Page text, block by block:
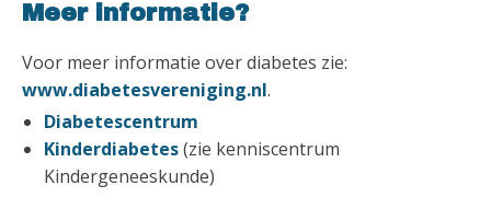
Meer informatie?
Voor meer informatie over diabetes zie:
www.diabetesvereniging.nl.
Diabetescentrum
Kinderdiabetes(zie kenniscentrum
Kindergeneeskunde)